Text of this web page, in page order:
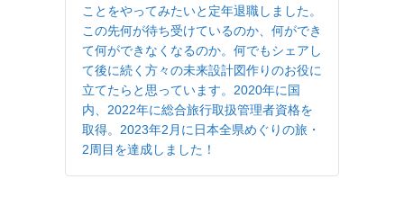
ことをやってみたいと定年退職しました。
この先何が待ち受けているのか、何ができ
て何ができなくなるのか。何でもシェアし
て後に続く方々の未来設計図作りのお役に
立てたらと思っています。2020年に国
内、2022年に総合旅行取扱管理者資格を
取得。2023年2月に日本全県めぐりの旅・
2周目を達成しました！